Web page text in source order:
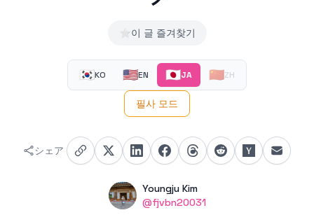
⭐이 글 즐겨찾기
🇰🇷KO 🇺🇸EN 🇯🇵JA 🇨🇳ZH
필사 모드
シェア
Name
Youngju Kim
Twitter
@fjvbn20031